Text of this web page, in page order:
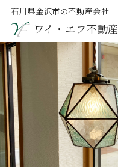
石川県金沢市の不動産会社
ワイ・エフ不動産